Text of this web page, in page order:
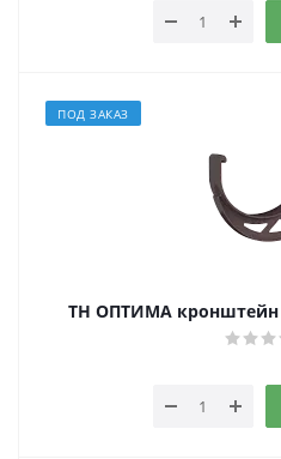
ПОД ЗАКАЗ
ТН ОПТИМА кронштейн